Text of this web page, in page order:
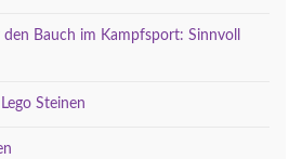
Bauch im Kampfsport: Sinnvoll
Steinen